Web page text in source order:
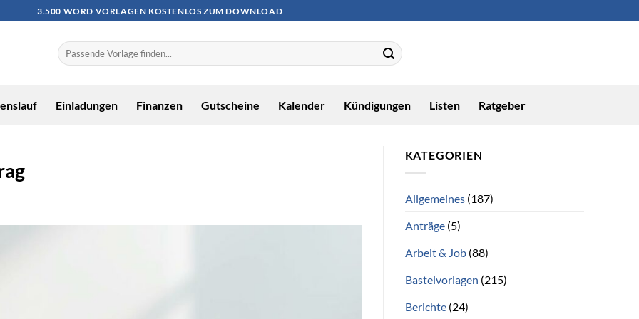
3.500 WORD VORLAGEN KOSTENLOS ZUM DOWNLOAD
Einladungen Finanzen Gutscheine Kalender Kündigungen Listen Ratgeber
KATEGORIEN
Allgemeines(187)
Anträge(5)
Arbeit & Job(88)
Bastelvorlagen (215)
Berichte(24)